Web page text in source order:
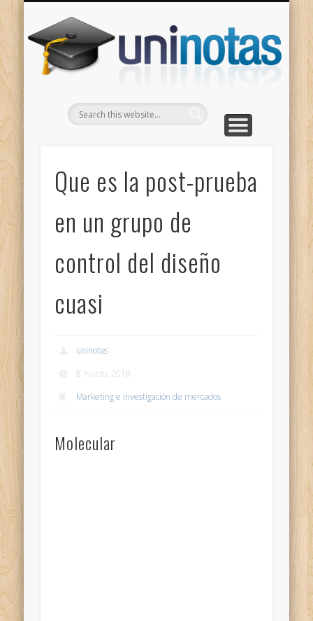
Que es la post-prueba
en un grupo de
control del diseño
cuasi
uninotas
8 marzo, 2018
Marketing e investigación de mercados
Molecular